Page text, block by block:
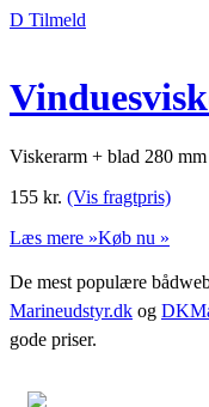
D Tilmeld
Viskerarm + blad 280 mm
155 kr. (Vis fragtpris)
Læs mere »Køb nu »
De mest populære
Marineudstyr.dk og
gode priser.